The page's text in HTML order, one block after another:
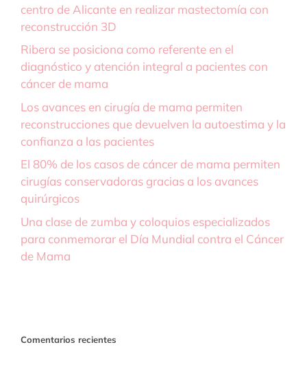
centro de Alicante en realizar mastectomía con
reconstrucción 3D
Ribera se posiciona como referente en el
diagnóstico y atención integral a pacientes con
cáncer de mama
Los avances en cirugía de mama permiten
reconstrucciones que devuelven la autoestima y la
confianza a las pacientes
El 80% de los casos de cáncer de mama permiten
cirugías conservadoras gracias a los avances
quirúrgicos
Una clase de zumba y coloquios especializados
para conmemorar el Día Mundial contra el Cáncer
de Mama
Comentarios recientes